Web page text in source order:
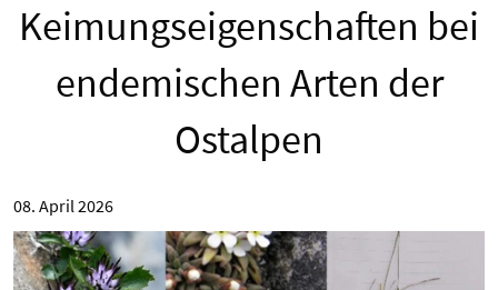
Keimungseigenschaften bei
endemischen Arten der
Ostalpen
08. April 2026